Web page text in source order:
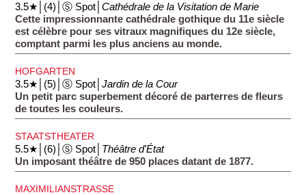
3.5★│(4)│Ⓢ Spot│Cathédrale de la Visitation de Marie
Cette impressionnante cathédrale gothique du 11e siècle
est célèbre pour ses vitraux magnifiques du 12e siècle,
comptant parmi les plus anciens au monde.
HOFGARTEN
3.5★│(5)│Ⓢ Spot│Jardin de la Cour
Un petit parc superbement décoré de parterres de fleurs
de toutes les couleurs.
STAATSTHEATER
5.5★│(6)│Ⓢ Spot│ Théâtre d'État
Un imposant théâtre de 950 places datant de 1877.
MAXIMILIANSTRASSE